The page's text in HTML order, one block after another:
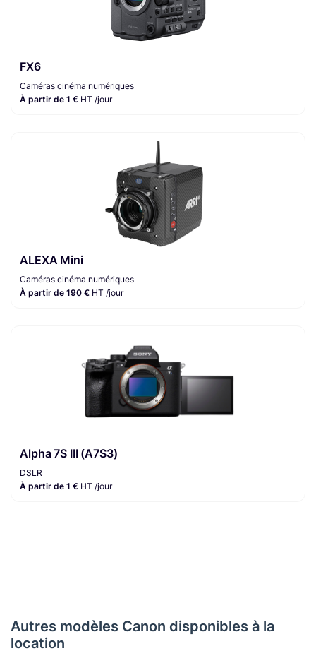
FX6
Caméras cinéma numériques
À partir de 1 € HT /jour
ALEXA Mini
Caméras cinéma numériques
À partir de 190 € HT /jour
Alpha 7S III (A7S3)
DSLR
À partir de 1 € HT /jour
Autres modèles Canon disponibles à la
location